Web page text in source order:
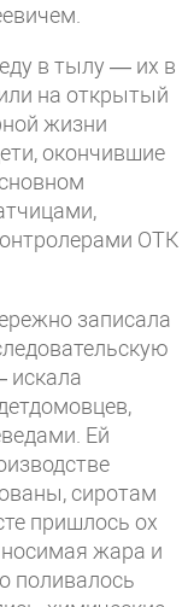
в тылу — их в
на открытый
жизни
окончившие
ОТК
записала
искала
Ей
сиротам
пришлось ох
жара и
поливалось